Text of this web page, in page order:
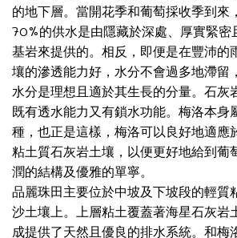
的地下層。當開花季和葡萄採收季到來
70%的供水是由隱藏於深處、厚實緊密
基岩來提供的。相反，即便是在豐沛的
壤的滲透能力好，水分不會過多地滯留
水分是理想且適於其生長的分量。石灰
既有透水能力又有鎖水功能。梅洛本身
種，也正是這樣，梅洛可以良好地適應
粘土質石灰岩土壤，以便更好地給到葡
潤的結構及優雅的單寧。
品麗珠田主要位於中坡及下坡段的輕質
沙土壤上。上層粘土覆蓋著海星石灰岩
成提供了天然且優良的排水系統。和梅